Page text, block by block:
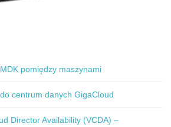
pomiędzy maszynami
centrum danych GigaCloud
Director Availability (VCDA) –